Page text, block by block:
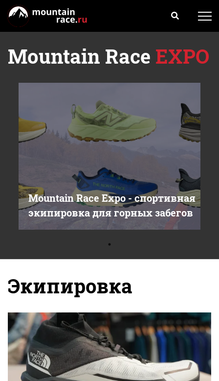
Mountain Race EXPO
Mountain Race Expo - cпортивная
экипировка для горных забегов
Экипировка